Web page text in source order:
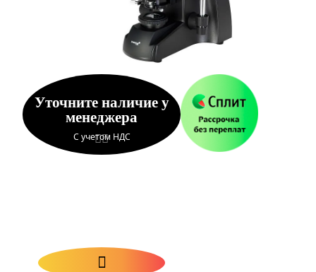
Уточните наличие у
менеджера
С учетом НДС